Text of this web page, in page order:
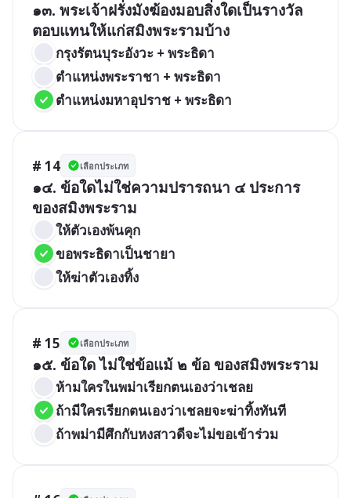
๑๓. พระเจ้าฝรั่งมังฆ้องมอบสิ่งใดเป็นรางวัล
ตอบแทนให้แก่สมิงพระรามบ้าง
กรุงรัตนบุระอังวะ + พระธิดา
ตำแหน่งพระราชา + พระธิดา
ตำแหน่งมหาอุปราช + พระธิดา
# 14 เลือกประเภท
๑๔. ข้อใดไม่ใช่ความปรารถนา ๔ ประการ
ของสมิงพระราม
ให้ตัวเองพ้นคุก
ขอพระธิดาเป็นชายา
ให้ฆ่าตัวเองทิ้ง
# 15 เลือกประเภท
๑๕. ข้อใด ไม่ใช่ข้อแม้ ๒ ข้อ ของสมิงพระราม
ห้ามใครในพม่าเรียกตนเองว่าเชลย
ถ้ามีใครเรียกตนเองว่าเชลยจะฆ่าทิ้งทันที
ถ้าพม่ามีศึกกับหงสาวดีจะไม่ขอเข้าร่วม